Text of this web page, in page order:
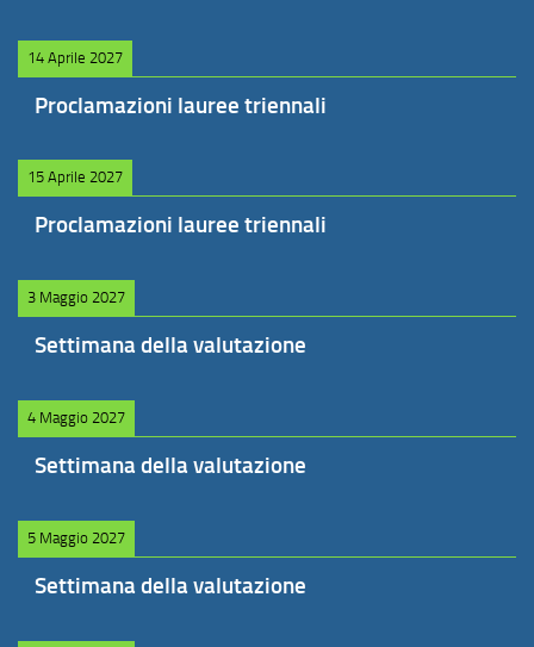
14 Aprile 2027
Proclamazioni lauree triennali
15 Aprile 2027
Proclamazioni lauree triennali
3 Maggio 2027
Settimana della valutazione
4 Maggio 2027
Settimana della valutazione
5 Maggio 2027
Settimana della valutazione